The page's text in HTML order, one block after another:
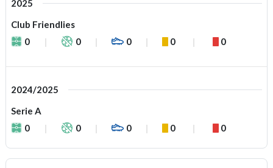
2025
Club Friendlies
0
0 0 0 0
2024/2025
Serie A
0
0 0 0 0